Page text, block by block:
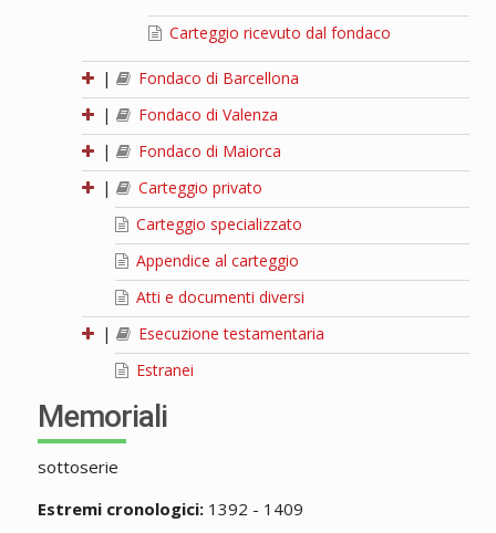
Carteggio ricevuto dal fondaco
|
Fondaco di Barcellona
|
Fondaco di Valenza
|
Fondaco di Maiorca
|
Carteggio privato
Carteggio specializzato
Appendice al carteggio
Atti e documenti diversi
|
Esecuzione testamentaria
Estranei
Memoriali
sottoserie
Estremi cronologici:1392 - 1409